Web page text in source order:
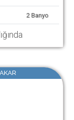
2 Banyo